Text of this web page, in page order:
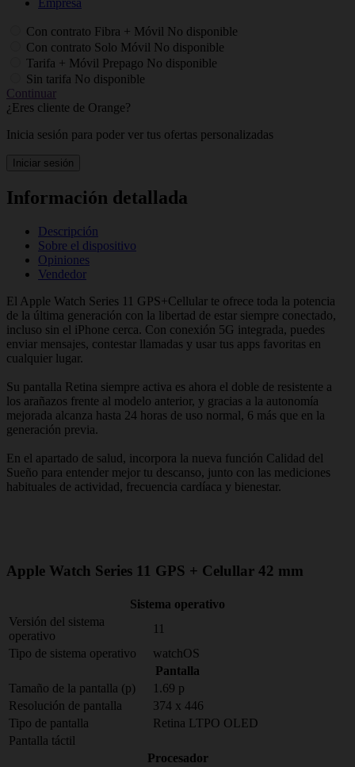
Con contrato Fibra + Móvil No disponible
Con contrato Solo Móvil No disponible
Tarifa + Móvil Prepago No disponible
Sin tarifa No disponible
Continuar
¿Eres cliente de Orange?
Inicia sesión para poder ver tus ofertas personalizadas
Iniciar sesión
Información detallada
Descripción
Sobre el dispositivo
Opiniones
Vendedor
El Apple Watch Series 11 GPS+Cellular te ofrece toda la potencia
de la última generación con la libertad de estar siempre conectado,
incluso sin el iPhone cerca. Con conexión 5G integrada, puedes
enviar mensajes, contestar llamadas y usar tus apps favoritas en
cualquier lugar.
Su pantalla Retina siempre activa es ahora el doble de resistente a
los arañazos frente al modelo anterior, y gracias a la autonomía
mejorada alcanza hasta 24 horas de uso normal, 6 más que en la
generación previa.
En el apartado de salud, incorpora la nueva función Calidad del
Sueño para entender mejor tu descanso, junto con las mediciones
habituales de actividad, frecuencia cardíaca y bienestar.
Apple Watch Series 11 GPS + Celullar 42 mm
Sistema operativo
Versión del sistema
operativo
11
Tipo de sistema operativo
watchOS
Pantalla
Tamaño de la pantalla (p)
1.69 p
Resolución de pantalla
374 x 446
Tipo de pantalla
Retina LTPO OLED
Pantalla táctil
Procesador